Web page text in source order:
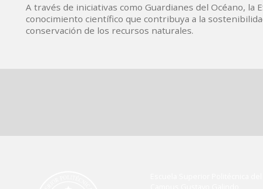
A través de iniciativas como Guardianes del Océano,
conocimiento científico que contribuya a la
conservación de los recursos naturales.